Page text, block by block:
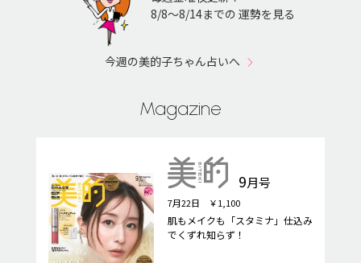
8/8〜8/14までの 運勢を見る
今週の美的子ちゃん占いへ
Magazine
9月号
7月22日 ￥1,100
肌もメイクも「スタミナ」仕込み
でくずれ知らず！